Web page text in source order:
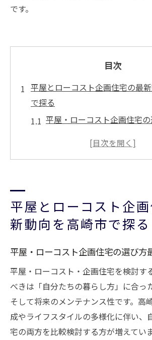
です。
目次
平屋とローコスト企画住宅の最
で探る
平屋・ローコスト企画住宅
高崎市で注目の平屋・ローコ
ド分析
高崎市で平屋・ローコスト住
背景
家族で暮らす理想の平屋住宅を叶
家族に合った平屋・ローコ
計法
平屋住宅で叶える家族の快
平屋・ローコスト企画住宅
イント
平屋とローコスト企
新動向を高崎市で探る
平屋・ローコスト企画住宅の選び方
平屋・ローコスト・企画住宅を検討す
べきは「自分たちの暮らし方」に合っ
そして将来のメンテナンス性です。高
成やライフスタイルの多様化に伴い、
宅の両方を比較検討する方が増えてい